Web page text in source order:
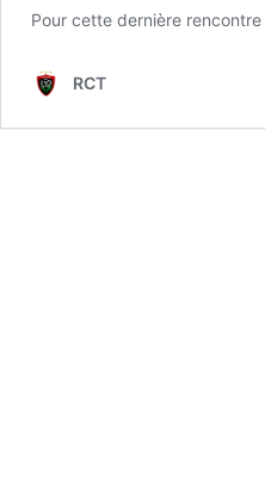
Pour cette dernière
RCT